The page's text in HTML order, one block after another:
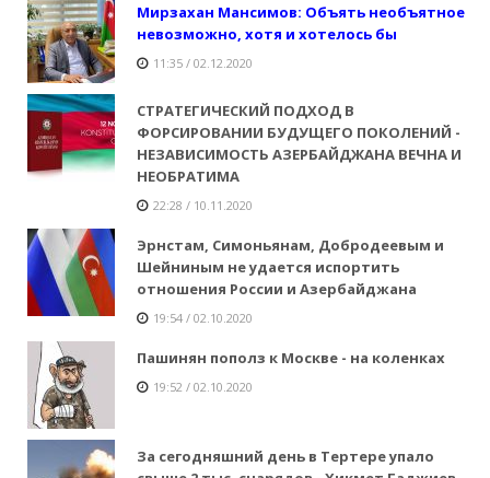
Мирзахан Мансимов: Объять необъятное
невозможно, хотя и хотелось бы
11:35 / 02.12.2020
СТРАТЕГИЧЕСКИЙ ПОДХОД В
ФОРСИРОВАНИИ БУДУЩЕГО ПОКОЛЕНИЙ -
НЕЗАВИСИМОСТЬ АЗЕРБАЙДЖАНА ВЕЧНА И
НЕОБРАТИМА
22:28 / 10.11.2020
Эрнстам, Симоньянам, Добродеевым и
Шейниным не удается испортить
отношения России и Азербайджана
19:54 / 02.10.2020
Пашинян пополз к Москве - на коленках
19:52 / 02.10.2020
За сегодняшний день в Тертере упало